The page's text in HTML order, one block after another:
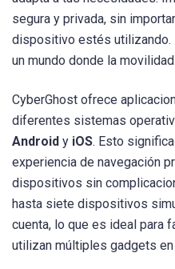
segura y privada, sin
dispositivo estés utilizando.
un mundo donde la
CyberGhost ofrece
diferentes sistemas
Android y iOS. Esto
experiencia de navegación
dispositivos sin
hasta siete dispositivos
cuenta, lo que es ideal para
utilizan múltiples gadgets en